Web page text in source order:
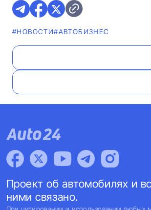
#НОВОСТИ#AВТОБИЗНЕС
Проект об автомобилях и
ними связано.